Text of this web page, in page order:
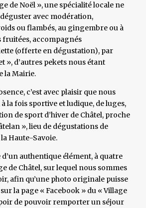
de Noël », une spécialité locale ne
avec modération,
ou flambés, au gingembre ou à
accompagnés
(offerte en dégustation), par
», d’autres pekets nous étant
la Mairie.
c’est avec plaisir que nous
la fois sportive et ludique, de luges,
de sport d’hiver de Châtel, proche
», lieu de dégustations de
Haute-Savoie.
authentique élément, à quatre
de Châtel, sur lequel nous sommes
afin qu’une photo originale puisse
la page « Facebook » du « Village
de pouvoir remporter un séjour